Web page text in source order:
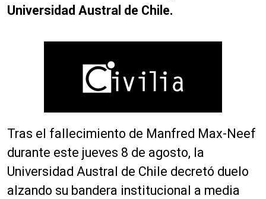
Universidad Austral de Chile.
Tras el fallecimiento de Manfred Max-Neef
durante este jueves 8 de agosto, la
Universidad Austral de Chile decretó duelo
alzando su bandera institucional a media